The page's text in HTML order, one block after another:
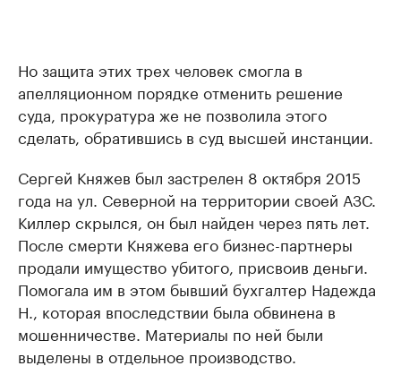
Но защита этих трех человек смогла в
апелляционном порядке отменить решение
суда, прокуратура же не позволила этого
сделать, обратившись в суд высшей инстанции.
Сергей Княжев был застрелен 8 октября 2015
года на ул. Северной на территории своей АЗС.
Киллер скрылся, он был найден через пять лет.
После смерти Княжева его бизнес-партнеры
продали имущество убитого, присвоив деньги.
Помогала им в этом бывший бухгалтер Надежда
Н., которая впоследствии была обвинена в
мошенничестве. Материалы по ней были
выделены в отдельное производство.